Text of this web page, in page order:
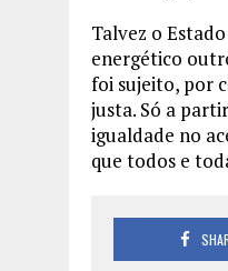
Talvez o
energético
foi sujeito, por
justa. Só a
igualdade no
que todos e